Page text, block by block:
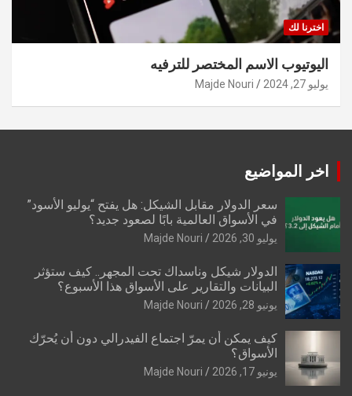
اخترنا لك
اليوتيوب الاسم المختصر للترفيه
يوليو 27, 2024 Majde Nouri
اخر المواضيع
سعر الدولار مقابل الشيكل: هل يفتح “يوليو الأسود”
في الأسواق العالمية بابًا لصعود جديد؟
يوليو 30, 2026 Majde Nouri
الدولار شيكل وناسداك تحت المجهر.. كيف ستؤثر
البيانات والتقارير على الأسواق هذا الأسبوع؟
يونيو 28, 2026 Majde Nouri
كيف يمكن أن يمرّ اجتماع الفيدرالي دون أن يُحرّك
الأسواق؟
يونيو 17, 2026 Majde Nouri